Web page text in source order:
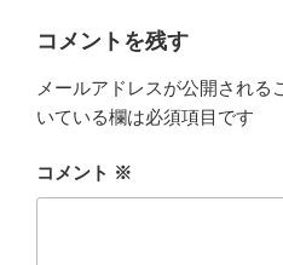
c
e
b
o
o
st
o
d
o
n
ail
コメントを残す
メールアドレスが公開される
いている欄は必須項目です
コメント ※